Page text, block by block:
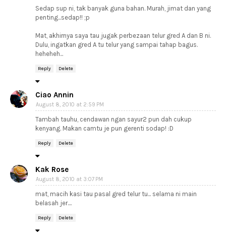
Sedap sup ni, tak banyak guna bahan. Murah, jimat dan yang
penting...sedap!! ;p
Mat, akhirnya saya tau jugak perbezaan telur gred A dan B ni.
Dulu, ingatkan gred A tu telur yang sampai tahap bagus.
heheheh...
Reply Delete
Ciao Annin
August 8, 2010 at 2:59 PM
Tambah tauhu, cendawan ngan sayur2 pun dah cukup
kenyang. Makan camtu je pun gerenti sodap! :D
Reply Delete
Kak Rose
August 8, 2010 at 3:07 PM
mat, macih kasi tau pasal gred telur tu... selama ni main
belasah jer....
Reply Delete